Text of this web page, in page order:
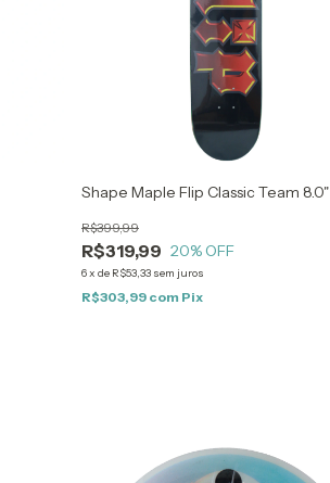
Shape Maple Flip Classic Team 8.0"
R$319,99
R$399,99
20% OFF
6x de R$53,33 sem juros
R$303,99 com Pix